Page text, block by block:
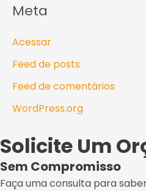
Meta
Acessar
Feed de posts
Feed de comentários
WordPress.org
Solicite Um
Sem Compromisso
Faça uma consulta para